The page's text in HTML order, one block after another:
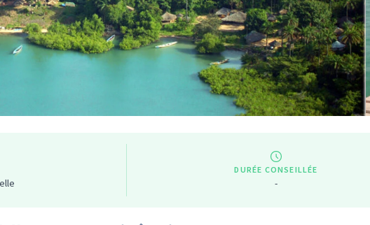
DURÉE CONSEILLÉE
-